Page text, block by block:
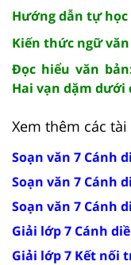
Hướng dẫn tự học
Kiến thức ngữ
Đọc hiểu văn
Hai vạn dặm dưới
Xem thêm các
Soạn văn 7 Cánh
Soạn văn 7 Cánh
Soạn văn 7 Cánh
Giải lớp 7 Cánh
Giải lớp 7 Kết nối